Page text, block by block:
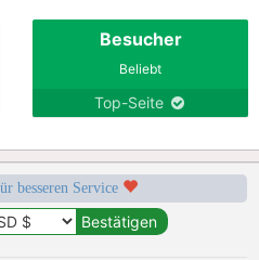
Besucher
Beliebt
Top-Seite
besseren Service